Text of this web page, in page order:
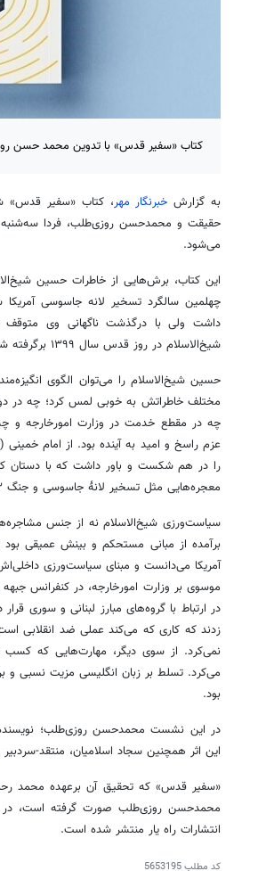
کتاب «سفیر قدس» با تدوین محمد حسن روزی طلب فردا سه‌شنبه ۲۲ آذر
به گزارشخبرنگار مهر، کتاب «سفیر قدس»
حقیقت و محمدحسن روزی‌طلب، فردا سه‌شنبه ۲۲ آذر قالب یکی از جلسات نقد کتاب در
می‌شود.
چهلمین سالگرد تسخیر لانه جاسوسی
داشت ولی با درگذشت ناگهانی وی متوقف
شیخ‌الاسلام در روز قدس سال ۱۳۹۹ برگرفته شده است.
حسین شیخ‌الاسلام را می‌توان الگوی
مختلف خاطراتش به خوبی لمس کرد؛ چه در
چه در مقطع خدمت در وزارت امورخارجه و
عزم راسخ و امید به آینده بود. از امام خمینی
را در هم شکست و باور داشت که با دستان
معجره‌هایی مثل تسخیر لانۀ جاسوسی و جنگ ۳۳ روزه حزب‌الله لبنان با دستان کوچک محقق شدند.
سیاست‌ورزی شیخ‌الاسلام نه از جنس
برآمده از مبانی مستحکم و بینش عمیقی بود
آمریکا می‌دانست و مبنای سیاست‌ورزی
موسوی بر وزارت امورخارجه، در کنفرانس
زدند که کاری که می‌کند عملی ضد انقلابی
نمی‌کرد. از سوی دیگر، مهارت‌هایی که
می‌کرد. تسلط بر زبان انگلیسی مزیت نسبی و
بود.
در این نشست محمدحسن روزی‌طلب؛
این اثر همچنین سجاد اسلامیان، منتقد-سردبیر
«سفیر قدس» که تحقیق آن برعهده محمد
انتشارات راه یار منتشر شده است.
کد مطلب5653195